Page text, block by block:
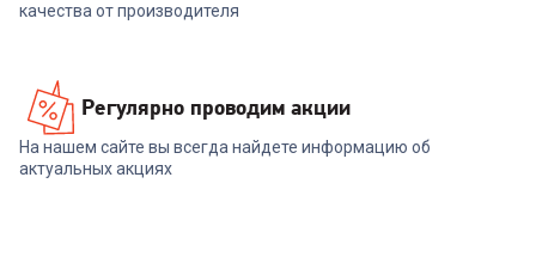
качества от производителя
Регулярно проводим акции
На нашем сайте вы всегда найдете информацию об
актуальных акциях